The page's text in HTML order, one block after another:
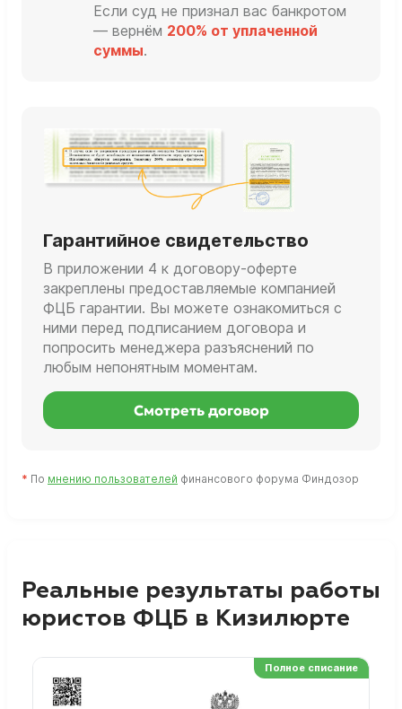
Если суд не признал вас банкротом
— вернём 200% от уплаченной
суммы.
Гарантийное свидетельство
В приложении 4 к договору-оферте
закреплены предоставляемые компанией
ФЦБ гарантии. Вы можете ознакомиться с
ними перед подписанием договора и
попросить менеджера разъяснений по
любым непонятным моментам.
Смотреть договор
* По мнению пользователей финансового форума Финдозор
Реальные результаты работы
юристов ФЦБ в Кизилюрте
Полное списание